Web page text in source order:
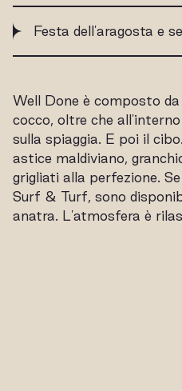
Festa dell'aragosta e
Well Done è composto
cocco, oltre che
sulla spiaggia. E poi il
astice maldiviano,
grigliati alla perfezione.
Surf & Turf, sono
anatra. L'atmosfera è